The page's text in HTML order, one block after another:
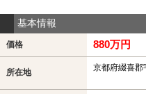
基本情報
価格 880万円
所在地 京都府綴喜郡